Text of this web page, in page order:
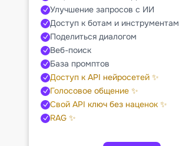
Улучшение запросов с ИИ
Доступ к ботам и инструментам
Поделиться диалогом
Веб-поиск
База промптов
Доступ к API нейросетей ✨
Голосовое общение ✨
Свой API ключ без наценок ✨
RAG ✨